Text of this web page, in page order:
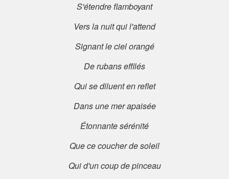
S'étendre flamboyant
Vers la nuit qui l'attend
Signant le ciel orangé
De rubans effilés
Qui se diluent en reflet
Dans une mer apaisée
Étonnante sérénité
Que ce coucher de soleil
Qui d'un coup de pinceau